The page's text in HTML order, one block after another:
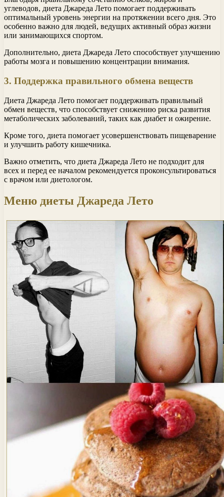
углеводов, диета Джареда Лето помогает поддерживать
оптимальный уровень энергии на протяжении всего дня. Это
особенно важно для людей, ведущих активный образ жизни
или занимающихся спортом.
Дополнительно, диета Джареда Лето способствует улучшению
работы мозга и повышению концентрации внимания.
3. Поддержка правильного обмена веществ
Диета Джареда Лето помогает поддерживать правильный
обмен веществ, что способствует снижению риска развития
метаболических заболеваний, таких как диабет и ожирение.
Кроме того, диета помогает усовершенствовать пищеварение
и улучшить работу кишечника.
Важно отметить, что диета Джареда Лето не подходит для
всех и перед ее началом рекомендуется проконсультироваться
с врачом или диетологом.
Меню диеты Джареда Лето